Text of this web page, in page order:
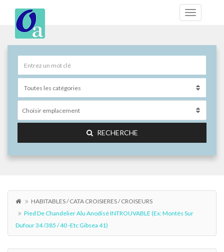
Choisir emplacement
RECHERCHE
HABITABLES / CATA CROISIERES / CROISEURS
Pied De Chandelier Alu Anodisé INTROUVABLE (ex: Montés Sur
Dufour 34 /385 / 40 -etc Gibsea 41)